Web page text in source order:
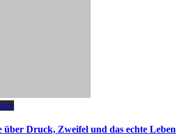
über Druck, Zweifel und das echte Leben